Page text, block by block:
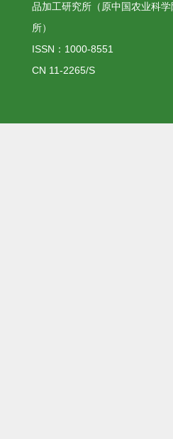
品加工研究所（原中国农业科
所）
ISSN：1000-8551
CN 11-2265/S